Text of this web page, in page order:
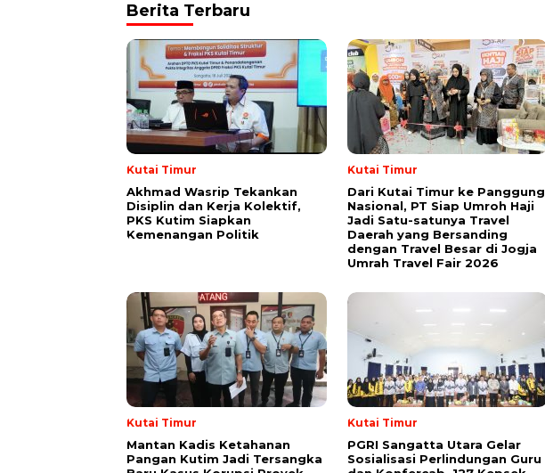
Berita Terbaru
Kutai Timur
Akhmad Wasrip Tekankan
Disiplin dan Kerja Kolektif,
PKS Kutim Siapkan
Kemenangan Politik
Kutai Timur
Dari Kutai Timur ke Panggung
Nasional, PT Siap Umroh Haji
Jadi Satu-satunya Travel
Daerah yang Bersanding
dengan Travel Besar di Jogja
Umrah Travel Fair 2026
Kutai Timur
Mantan Kadis Ketahanan
Pangan Kutim Jadi Tersangka
Kutai Timur
PGRI Sangatta Utara Gelar
Sosialisasi Perlindungan Guru